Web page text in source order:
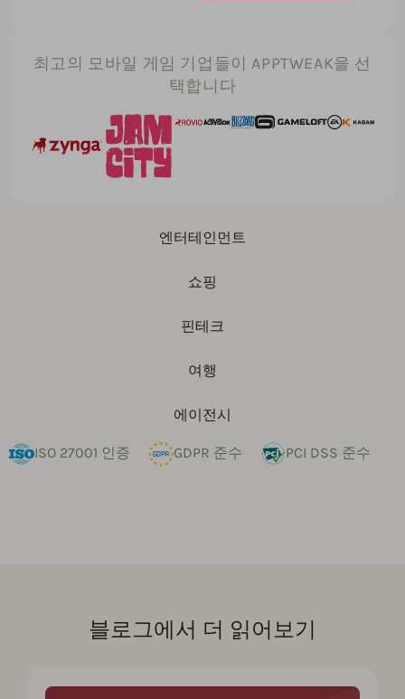
엔터테인먼트
쇼핑
핀테크
여행
에이전시
최고의 모바일 게임 기업들이 APPTWEAK을 선
택합니다
ISO 27001 인증 GDPR 준수 PCI DSS 준수
블로그에서 더 읽어보기